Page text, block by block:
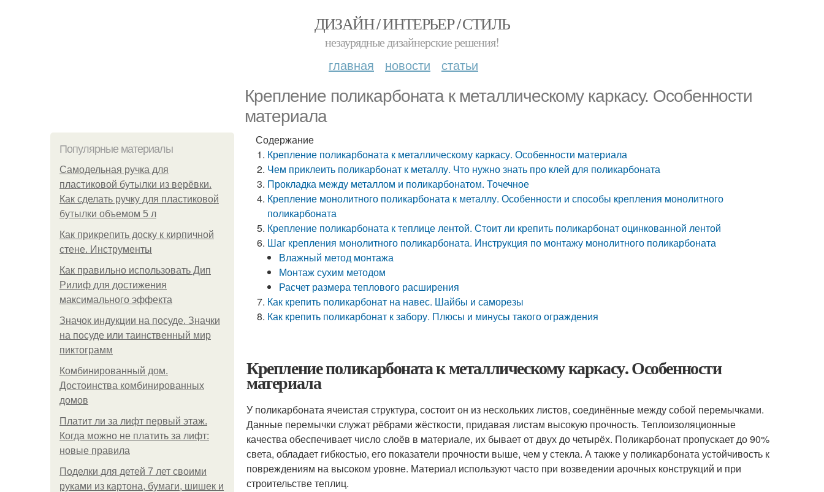
ДИЗАЙН / ИНТЕРЬЕР / СТИЛЬ
незаурядные дизайнерские решения!
главная новости статьи
Крепление поликарбоната к металлическому каркасу. Особенности
материала
Популярные материалы
Самодельная ручка для
пластиковой бутылки из верёвки.
Как сделать ручку для пластиковой
бутылки объемом 5 л
Как прикрепить доску к кирпичной
стене. Инструменты
Как правильно использовать Дип
Рилиф для достижения
максимального эффекта
Значок индукции на посуде. Значки
на посуде или таинственный мир
пиктограмм
Комбинированный дом.
Достоинства комбинированных
домов
Платит ли за лифт первый этаж.
Когда можно не платить за лифт:
новые правила
Поделки для детей 7 лет своими
руками из картона, бумаги, шишек и
Содержание
Крепление поликарбоната к металлическому каркасу. Особенности материала
Чем приклеить поликарбонат к металлу. Что нужно знать про клей для поликарбоната
Прокладка между металлом и поликарбонатом. Точечное
Крепление монолитного поликарбоната к металлу. Особенности и способы крепления монолитного
поликарбоната
Крепление поликарбоната к теплице лентой. Стоит ли крепить поликарбонат оцинкованной лентой
Шаг крепления монолитного поликарбоната. Инструкция по монтажу монолитного поликарбоната
Влажный метод монтажа
Монтаж сухим методом
Расчет размера теплового расширения
Как крепить поликарбонат на навес. Шайбы и саморезы
Как крепить поликарбонат к забору. Плюсы и минусы такого ограждения
Крепление поликарбоната к металлическому каркасу. Особенности
материала
У поликарбоната ячеистая структура, состоит он из нескольких листов, соединённые между собой перемычками.
Данные перемычки служат рёбрами жёсткости, придавая листам высокую прочность. Теплоизоляционные
качества обеспечивает число слоёв в материале, их бывает от двух до четырёх. Поликарбонат пропускает до 90%
света, обладает гибкостью, его показатели прочности выше, чем у стекла. А также у поликарбоната устойчивость к
повреждениям на высоком уровне. Материал используют часто при возведении арочных конструкций и при
строительстве теплиц.